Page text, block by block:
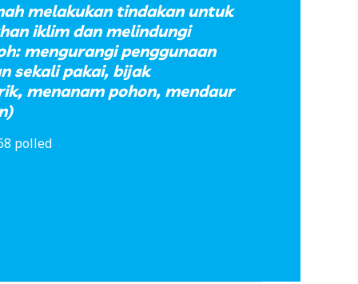
melakukan tindakan untuk
iklim dan melindungi
mengurangi penggunaan
sekali pakai, bijak
menanam pohon, mendaur
polled